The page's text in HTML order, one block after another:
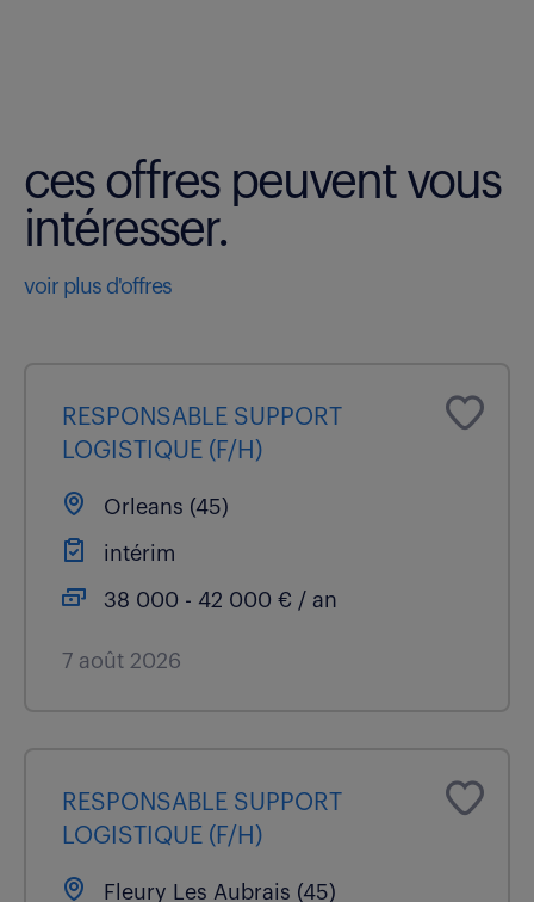
ces offres peuvent vous
intéresser.
voir plus d'offres
RESPONSABLE SUPPORT
LOGISTIQUE (F/H)
Orleans (45)
intérim
38 000 - 42 000 € / an
7 août 2026
RESPONSABLE SUPPORT
LOGISTIQUE (F/H)
Fleury Les Aubrais (45)